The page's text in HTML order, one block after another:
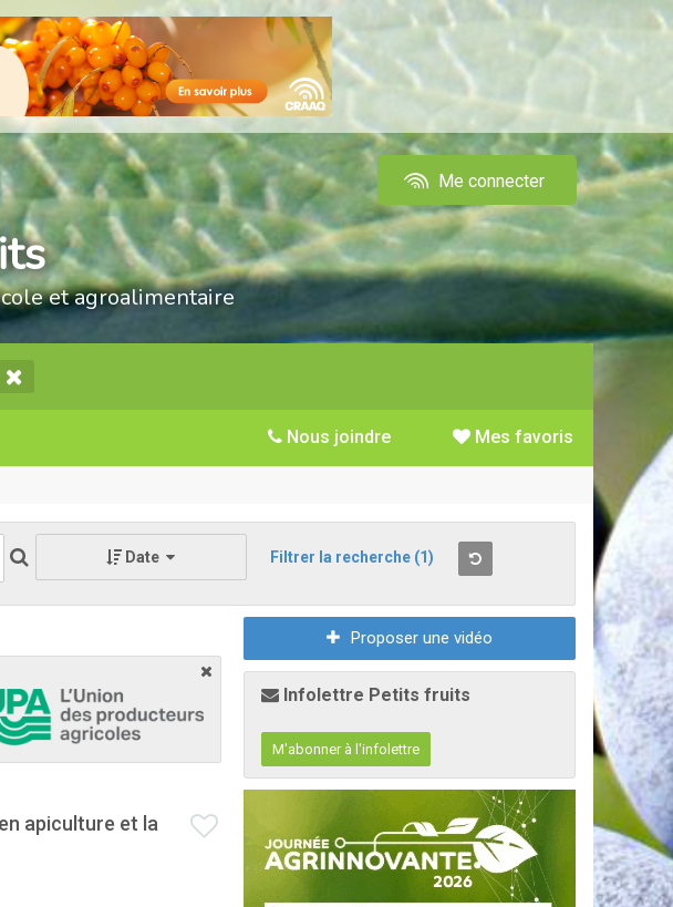
Me connecter
et agroalimentaire
Mes favoris
Nous joindre
Date Filtrer la recherche (1)
apiculture et la
Proposer une vidéo
Infolettre Petits fruits
M'abonner à l'infolettre